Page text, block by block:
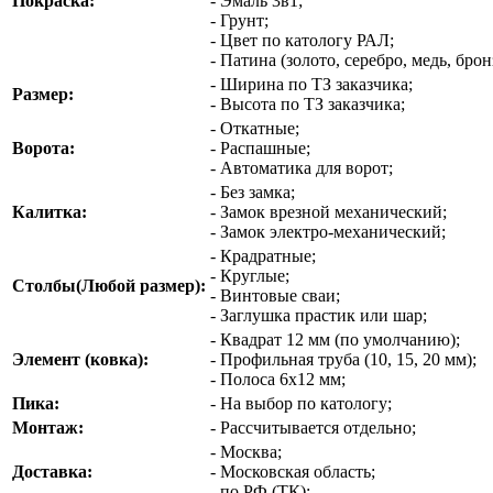
- Грунт;
- Цвет по катологу РАЛ;
- Патина (золото, серебро, медь,
Размер:
- Ширина по ТЗ заказчика;
- Высота по ТЗ заказчика;
Ворота:
- Откатные;
- Распашные;
- Автоматика для ворот;
Калитка:
- Без замка;
- Замок врезной механический;
- Замок электро-механический;
Столбы(Любой размер):
- Крадратные;
- Круглые;
- Винтовые сваи;
- Заглушка прастик или шар;
Элемент (ковка):
- Квадрат 12 мм (по умолчанию);
- Профильная труба (10, 15, 20 мм);
- Полоса 6х12 мм;
Пика:
- На выбор по катологу;
Монтаж:
- Рассчитывается отдельно;
Доставка:
- Москва;
- Московская область;